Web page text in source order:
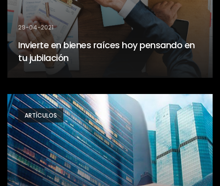
29-04-2021
Invierte en bienes raíces hoy pensando en
tu jubilación
ARTÍCULOS